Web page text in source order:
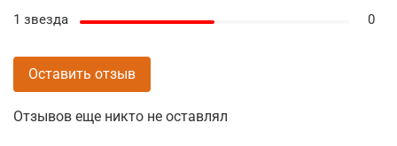
Отзывов еще никто не оставлял
1 звезда
0
Оставить отзыв